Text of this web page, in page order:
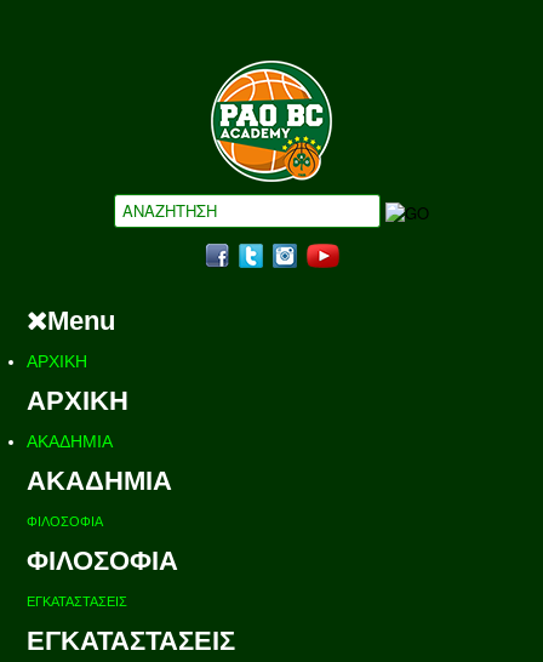
Menu
ΑΡΧΙΚΗ
ΑΡΧΙΚΗ
ΑΚΑΔΗΜΙΑ
ΑΚΑΔΗΜΙΑ
ΦΙΛΟΣΟΦΙΑ
ΦΙΛΟΣΟΦΙΑ
ΕΓΚΑΤΑΣΤΑΣΕΙΣ
ΕΓΚΑΤΑΣΤΑΣΕΙΣ